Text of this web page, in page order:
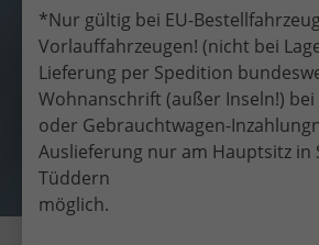
*Nur gültig bei EU-
Vorlauffahrzeugen! (nicht bei
Lieferung per Spedition
Wohnanschrift (außer Inseln!)
oder Gebrauchtwagen-
Auslieferung nur am Hauptsitz in
Tüddern
möglich.